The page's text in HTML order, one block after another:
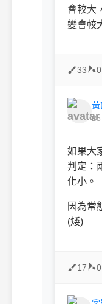
會較大
變會較
33 0
黃
B5
如果大
判定：
化小。
因為常
(矮)
17 0